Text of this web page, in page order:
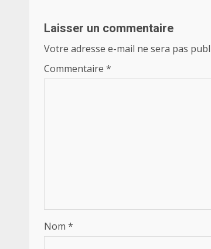
Laisser un commentaire
Votre adresse e-mail ne sera pas
Commentaire *
Nom *